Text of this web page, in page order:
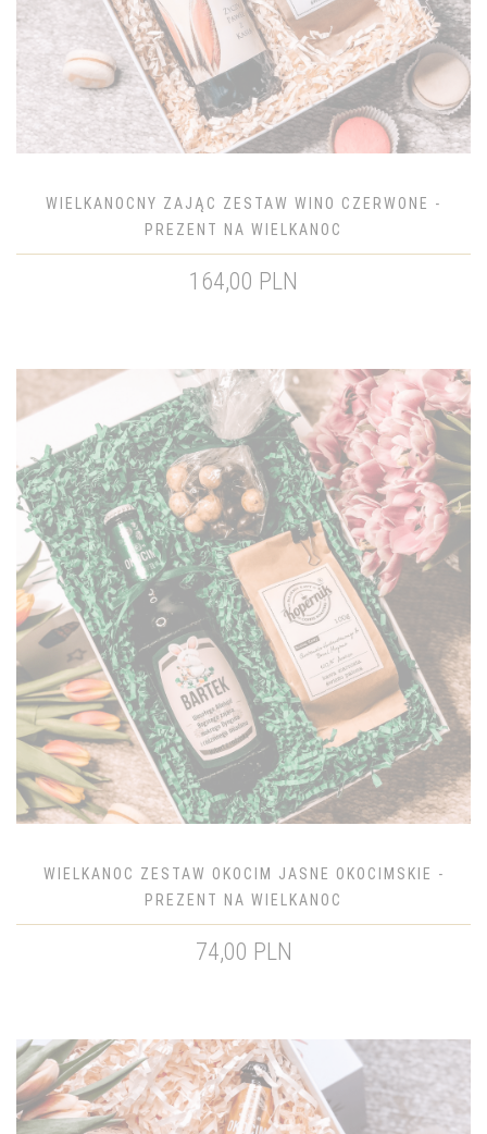
WIELKANOCNY ZAJĄC ZESTAW WINO CZERWONE -
PREZENT NA WIELKANOC
164,00 PLN
WIELKANOC ZESTAW OKOCIM JASNE OKOCIMSKIE -
PREZENT NA WIELKANOC
74,00 PLN